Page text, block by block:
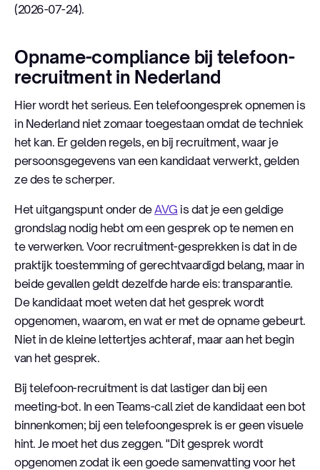
(2026-07-24).
Opname-compliance bij telefoon-
recruitment in Nederland
Hier wordt het serieus. Een telefoongesprek opnemen is
in Nederland niet zomaar toegestaan omdat de techniek
het kan. Er gelden regels, en bij recruitment, waar je
persoonsgegevens van een kandidaat verwerkt, gelden
ze des te scherper.
Het uitgangspunt onder deAVG is dat je een geldige
grondslag nodig hebt om een gesprek op te nemen en
te verwerken. Voor recruitment-gesprekken is dat in de
praktijk toestemming of gerechtvaardigd belang, maar in
beide gevallen geldt dezelfde harde eis: transparantie.
De kandidaat moet weten dat het gesprek wordt
opgenomen, waarom, en wat er met de opname gebeurt.
Niet in de kleine lettertjes achteraf, maar aan het begin
van het gesprek.
Bij telefoon-recruitment is dat lastiger dan bij een
meeting-bot. In een Teams-call ziet de kandidaat een bot
binnenkomen; bij een telefoongesprek is er geen visuele
hint. Je moet het dus zeggen. "Dit gesprek wordt
opgenomen zodat ik een goede samenvatting voor het